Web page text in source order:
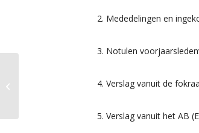
Mededelingen en
Notulen
Verslag vanuit de
Verslag vanuit het AB
Najaarsledenvergadering